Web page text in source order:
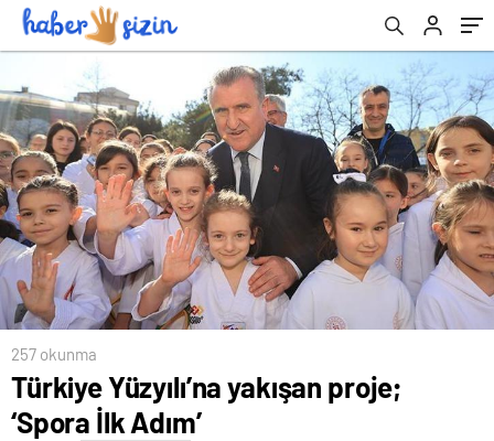
257 okunma
Türkiye Yüzyılı’na yakışan proje;
‘Spora İlk Adım’